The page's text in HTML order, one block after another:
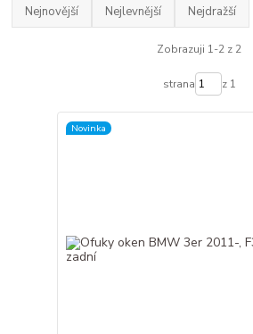
Nejnovější Nejlevnější Nejdražší
Zobrazuji 1-2 z 2
strana z 1
Novinka